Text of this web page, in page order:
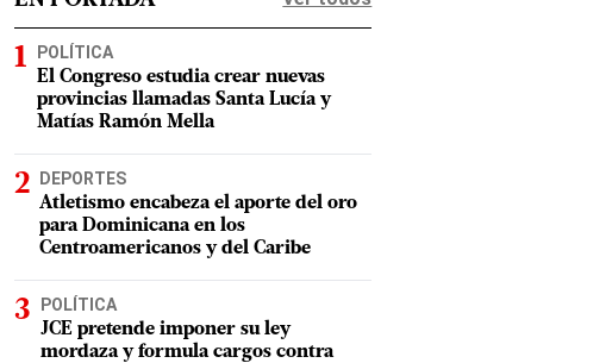
POLÍTICA
El Congreso estudia crear nuevas
provincias llamadas Santa Lucía y
Matías Ramón Mella
DEPORTES
Atletismo encabeza el aporte del oro
para Dominicana en los
Centroamericanos y del Caribe
POLÍTICA
JCE pretende imponer su ley
mordaza y formula cargos contra